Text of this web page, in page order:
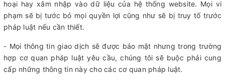
hoại hay xâm nhập vào dữ liệu của hệ thống website. Mọi vi
phạm sẽ bị tước bỏ mọi quyền lợi cũng như sẽ bị truy tố trước
pháp luật nếu cần thiết.
- Mọi thông tin giao dịch sẽ được bảo mật nhưng trong trường
hợp cơ quan pháp luật yêu cầu, chúng tôi sẽ buộc phải cung
cấp những thông tin này cho các cơ quan pháp luật.